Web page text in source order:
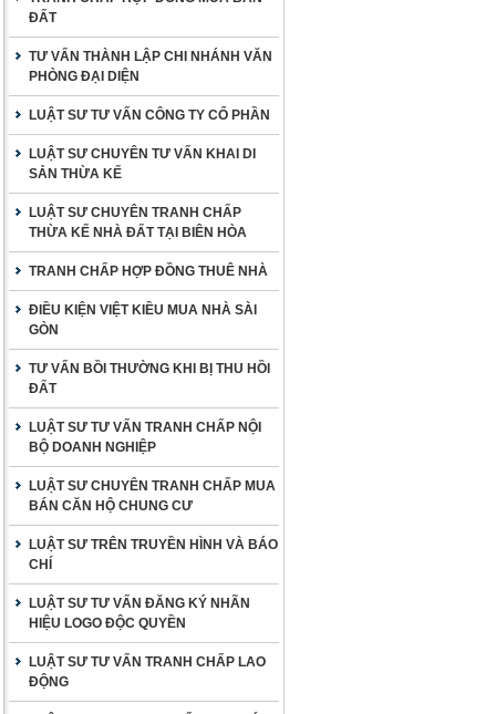
ĐẤT
TƯ VẤN THÀNH LẬP CHI NHÁNH VĂN
PHÒNG ĐẠI DIỆN
LUẬT SƯ TƯ VẤN CÔNG TY CỔ PHẦN
LUẬT SƯ CHUYÊN TƯ VẤN KHAI DI
SẢN THỪA KẾ
LUẬT SƯ CHUYÊN TRANH CHẤP
THỪA KẾ NHÀ ĐẤT TẠI BIÊN HÒA
TRANH CHẤP HỢP ĐỒNG THUÊ NHÀ
ĐIỀU KIỆN VIỆT KIỀU MUA NHÀ SÀI
GÒN
TƯ VẤN BỒI THƯỜNG KHI BỊ THU HỒI
ĐẤT
LUẬT SƯ TƯ VẤN TRANH CHẤP NỘI
BỘ DOANH NGHIỆP
LUẬT SƯ CHUYÊN TRANH CHẤP MUA
BÁN CĂN HỘ CHUNG CƯ
LUẬT SƯ TRÊN TRUYỀN HÌNH VÀ BÁO
CHÍ
LUẬT SƯ TƯ VẤN ĐĂNG KÝ NHÃN
HIỆU LOGO ĐỘC QUYỀN
LUẬT SƯ TƯ VẤN TRANH CHẤP LAO
ĐỘNG